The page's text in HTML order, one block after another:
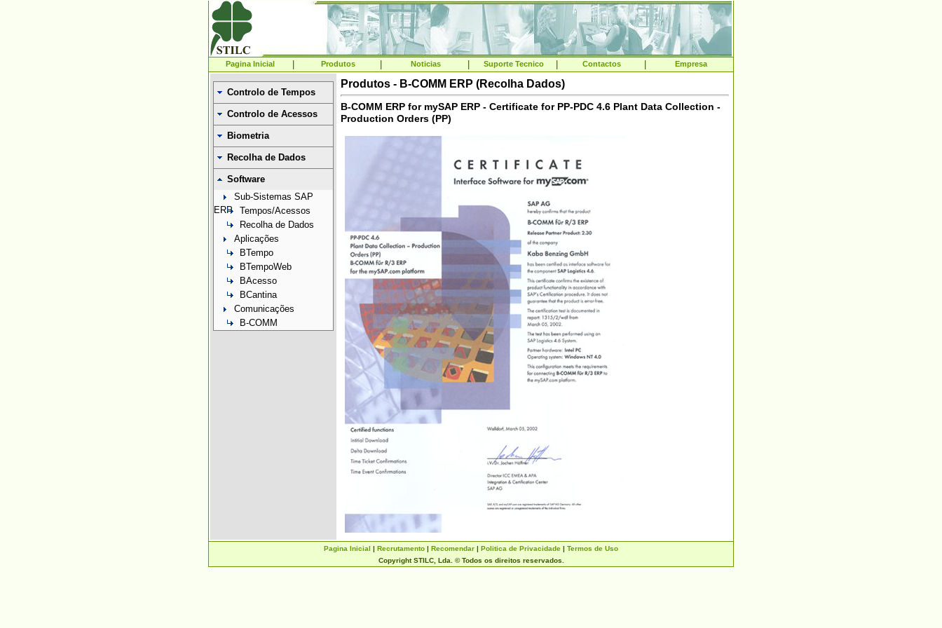
Pagina Inicial Produtos Noticias Suporte Tecnico Contactos Empresa
Controlo de Tempos
Controlo de Acessos
Biometria
Recolha de Dados
Software
Sub-Sistemas SAP
ERP
Tempos/Acessos
Recolha de Dados
Aplicações
BTempo
BTempoWeb
BAcesso
BCantina
Comunicações
B-COMM
Produtos - B-COMM ERP (Recolha Dados)
B-COMM ERP for mySAP ERP - Certificate for PP-PDC 4.6 Plant Data Collection -
Production Orders (PP)
Pagina Inicial | Recrutamento | Recomendar | Politica de Privacidade | Termos de Uso
Copyright STILC, Lda. © Todos os direitos reservados.